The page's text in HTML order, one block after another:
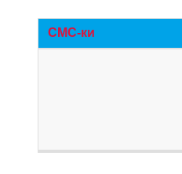
СМС-ки